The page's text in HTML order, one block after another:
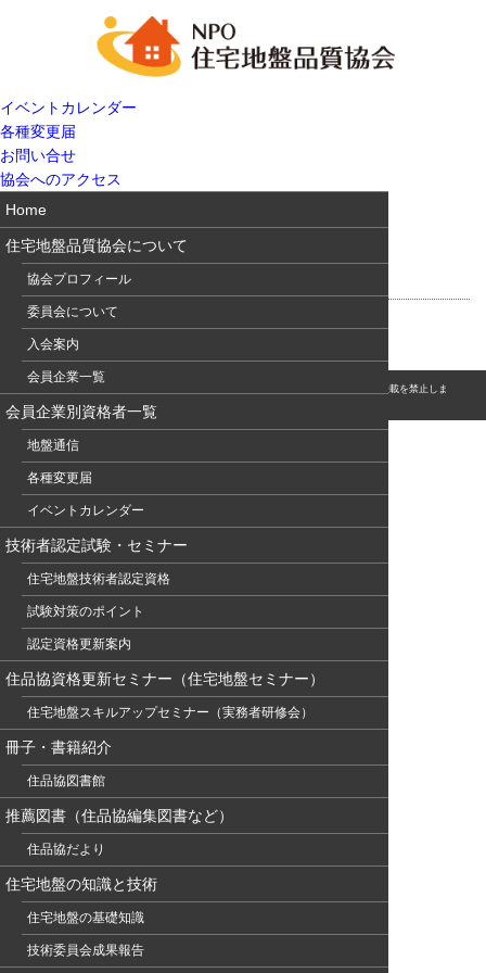
イベントカレンダー
各種変更届
お問い合せ
協会へのアクセス
Home
住宅地盤品質協会について
協会プロフィール
委員会について
入会案内
会員企業一覧
会員企業別資格者一覧
地盤通信
各種変更届
イベントカレンダー
技術者認定試験・セミナー
住宅地盤技術者認定資格
試験対策のポイント
認定資格更新案内
住品協資格更新セミナー（住宅地盤セミナー）
住宅地盤スキルアップセミナー（実務者研修会）
冊子・書籍紹介
住品協図書館
推薦図書（住品協編集図書など）
住品協だより
住宅地盤の知識と技術
住宅地盤の基礎知識
技術委員会成果報告
兵庫の地理
© このホームページの著作権は、NPO 住宅地盤品質協会に属します。無断転用・転載を禁止しま